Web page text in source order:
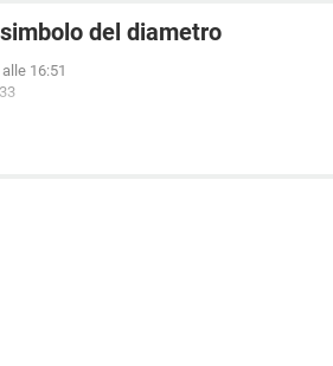
del diametro
16:51